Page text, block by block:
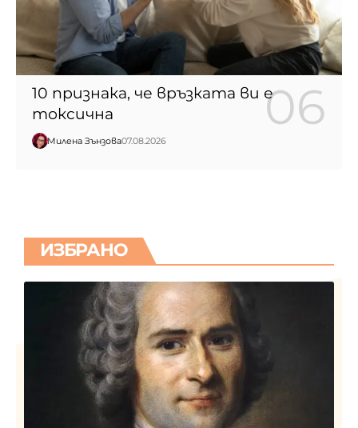
10 признака, че връзката ви е
токсична
Милена Зънзова07.08.2026
ИЗБРАНО